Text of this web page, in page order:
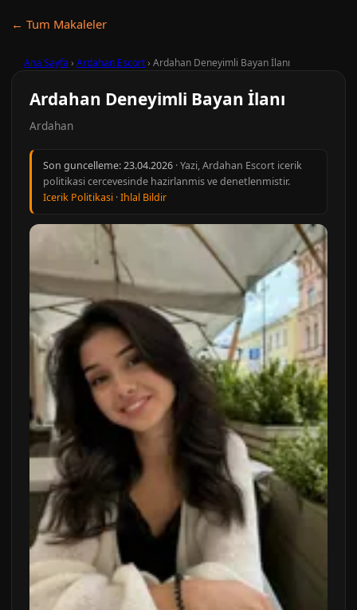
← Tum Makaleler
Ana Sayfa › Ardahan Escort› Ardahan Deneyimli Bayan İlanı
Ardahan Deneyimli Bayan İlanı
Ardahan
Son guncelleme:23.04.2026 · Yazi, Ardahan Escort icerik
politikasi cercevesinde hazirlanmis ve denetlenmistir.
Icerik Politikasi ·Ihlal Bildir